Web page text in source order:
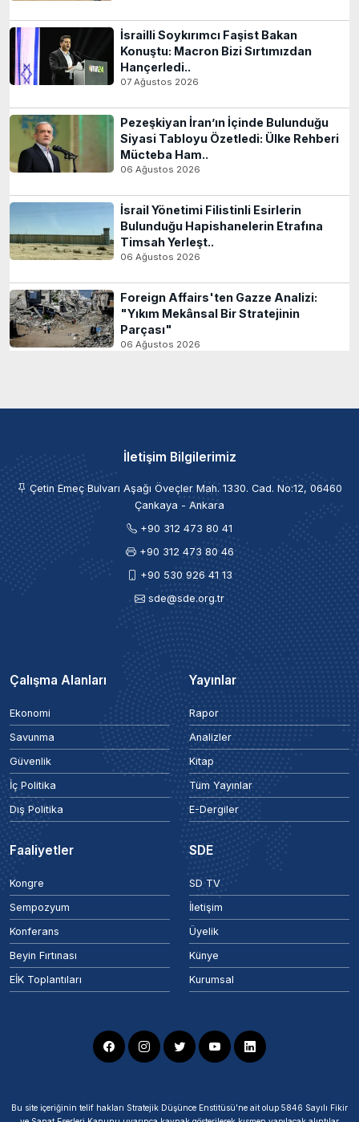
İsrailli Soykırımcı Faşist Bakan
Konuştu: Macron Bizi Sırtımızdan
Hançerledi..
07 Ağustos 2026
Pezeşkiyan İran’ın İçinde Bulunduğu
Siyasi Tabloyu Özetledi: Ülke Rehberi
Mücteba Ham..
06 Ağustos 2026
İsrail Yönetimi Filistinli Esirlerin
Bulunduğu Hapishanelerin Etrafına
Timsah Yerleşt..
06 Ağustos 2026
Foreign Affairs'ten Gazze Analizi:
"Yıkım Mekânsal Bir Stratejinin
Parçası"
06 Ağustos 2026
İletişim Bilgilerimiz
Çetin Emeç Bulvarı Aşağı Öveçler Mah. 1330. Cad. No:12, 06460
Çankaya - Ankara
+90 312 473 80 41
+90 312 473 80 46
+90 530 926 41 13
sde@sde.org.tr
Çalışma Alanları
Ekonomi
Savunma
Güvenlik
İç Politika
Dış Politika
Yayınlar
Rapor
Analizler
Kitap
Tüm Yayınlar
E-Dergiler
Faaliyetler
Kongre
Sempozyum
Konferans
Beyin Fırtınası
EİK Toplantıları
SDE
SD TV
İletişim
Üyelik
Künye
Kurumsal
Bu site içeriğinin telif hakları Stratejik Düşünce Enstitüsü’ne ait olup 5846 Sayılı Fikir